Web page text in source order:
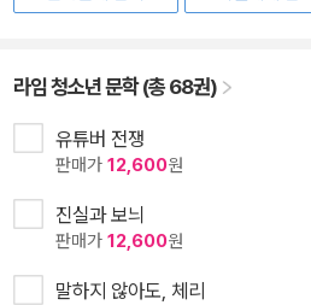
라임 청소년 문학 (총 68권)
유튜버 전쟁
판매가 12,600원
진실과 보늬
판매가 12,600원
말하지 않아도, 체리